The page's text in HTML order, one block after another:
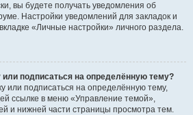
вы будете получать уведомления об
Настройки уведомлений для закладок и
«Личные настройки» личного раздела.
или подписаться на определённую тему?
или подписаться на определённую тему,
ссылке в меню «Управление темой»,
и нижней части страницы просмотра тем.